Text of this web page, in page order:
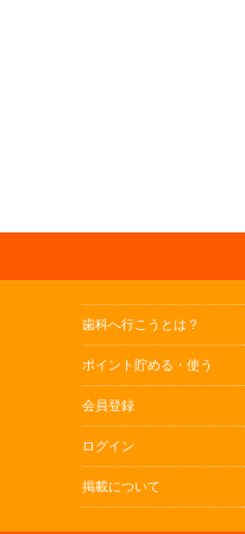
歯科へ行こうとは？
ポイント貯める・使う
会員登録
ログイン
掲載について